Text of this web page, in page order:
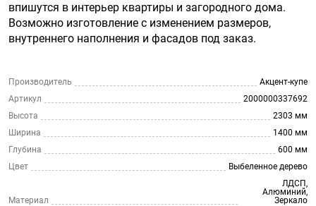
впишутся в интерьер квартиры и загородного дома.
Возможно изготовление с изменением размеров,
внутреннего наполнения и фасадов под заказ.
Производитель
Акцент-купе
Артикул
2000000337692
Высота
2303 мм
Ширина
1400 мм
Глубина
600 мм
Цвет
Выбеленное дерево
Материал
ЛДСП,
Алюминий,
Зеркало